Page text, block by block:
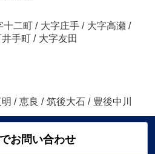
十二町 / 大字庄手 / 大字高瀬 /
井手町 / 大字友田
/ 恵良 / 筑後大石 / 豊後中川
お問い合わせ